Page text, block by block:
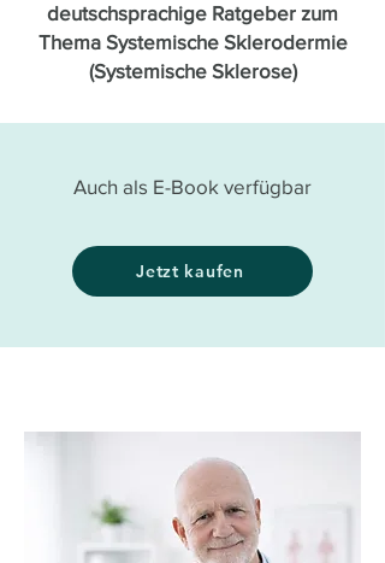
deutschsprachige Ratgeber zum
Thema Systemische Sklerodermie
(Systemische Sklerose)
Auch als E-Book verfügbar
Jetzt kaufen